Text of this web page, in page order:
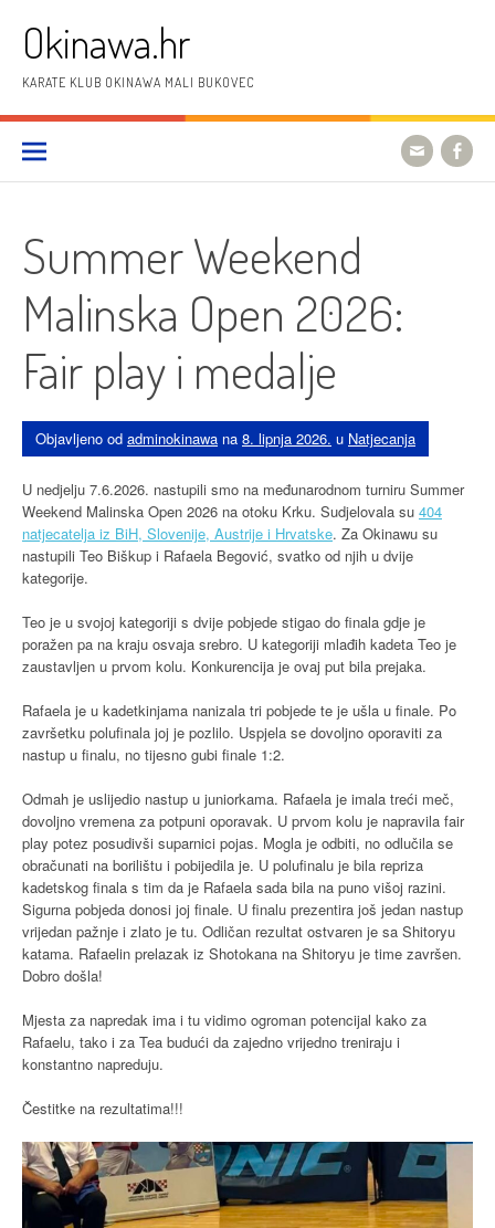
sadržajOkinawa.hr
KARATE KLUB OKINAWA MALI BUKOVEC
Summer Weekend
Malinska Open 2026:
Fair play i medalje
Objavljeno od adminokinawa na 8. lipnja 2026. u Natjecanja
U nedjelju 7.6.2026. nastupili smo na međunarodnom turniru Summer
Weekend Malinska Open 2026 na otoku Krku. Sudjelovala su 404
natjecatelja iz BiH, Slovenije, Austrije i Hrvatske. Za Okinawu su
nastupili Teo Biškup i Rafaela Begović, svatko od njih u dvije
kategorije.
Teo je u svojoj kategoriji s dvije pobjede stigao do finala gdje je
poražen pa na kraju osvaja srebro. U kategoriji mlađih kadeta Teo je
zaustavljen u prvom kolu. Konkurencija je ovaj put bila prejaka.
Rafaela je u kadetkinjama nanizala tri pobjede te je ušla u finale. Po
završetku polufinala joj je pozlilo. Uspjela se dovoljno oporaviti za
nastup u finalu, no tijesno gubi finale 1:2.
Odmah je uslijedio nastup u juniorkama. Rafaela je imala treći meč,
dovoljno vremena za potpuni oporavak. U prvom kolu je napravila fair
play potez posudivši suparnici pojas. Mogla je odbiti, no odlučila se
obračunati na borilištu i pobijedila je. U polufinalu je bila repriza
kadetskog finala s tim da je Rafaela sada bila na puno višoj razini.
Sigurna pobjeda donosi joj finale. U finalu prezentira još jedan nastup
vrijedan pažnje i zlato je tu. Odličan rezultat ostvaren je sa Shitoryu
katama. Rafaelin prelazak iz Shotokana na Shitoryu je time završen.
Dobro došla!
Mjesta za napredak ima i tu vidimo ogroman potencijal kako za
Rafaelu, tako i za Tea budući da zajedno vrijedno treniraju i
konstantno napreduju.
Čestitke na rezultatima!!!